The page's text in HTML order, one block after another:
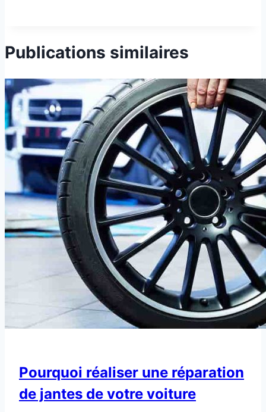
Publications similaires
Pourquoi réaliser une réparation
de jantes de votre voiture